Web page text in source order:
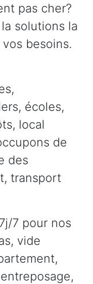
pas cher?
solutions la
besoins.
écoles,
local
de
des
transport
7 pour nos
vide